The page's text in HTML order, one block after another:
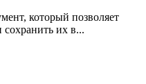
который позволяет
сохранить их в...